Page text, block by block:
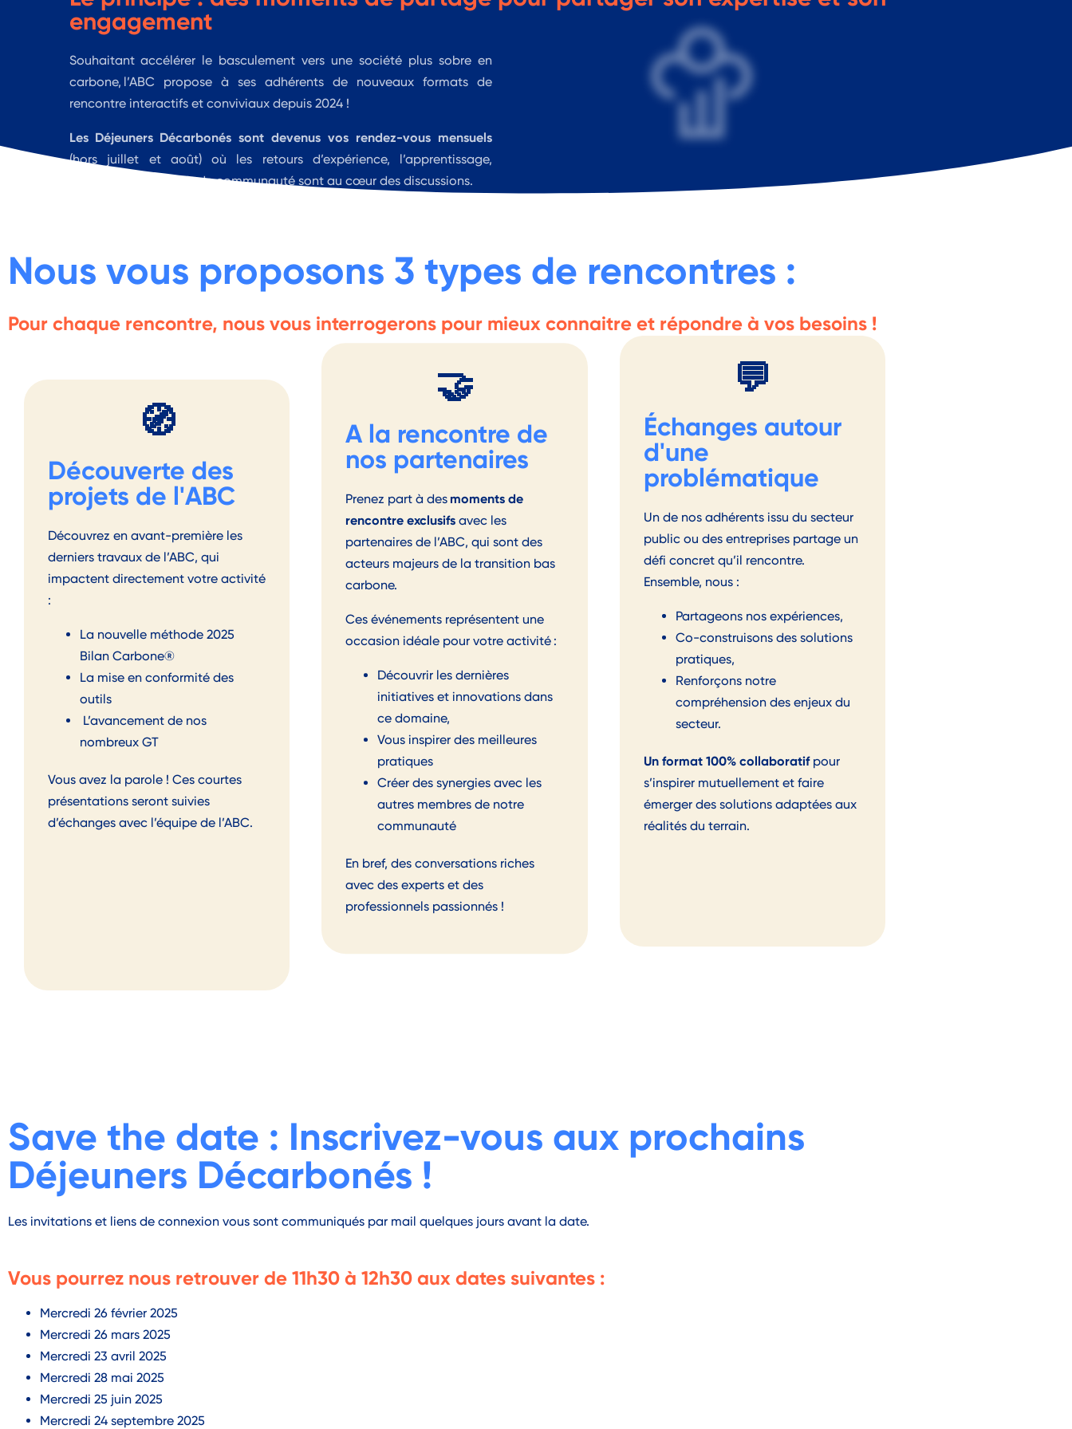
engagement
Souhaitantaccélérer le basculement vers une société plus sobre en
carbone, l’ABC propose à ses adhérents de nouveaux formats de
rencontre interactifs et conviviaux depuis 2024 !
Déjeuners Décarbonés sont devenus vos rendez-vous
(hors juillet et août) où les retours d’expérience,
’esprit de communauté
Nous vous proposons 3 types de rencontres :
Pour chaque rencontre, nous vous interrogerons pour mieux connaitre et répondre à vos besoins !
🧭
Découverte des
projets de l'ABC
Découvrez en avant-première les
derniers travaux de l’ABC, qui
impactent directement votre activité
:
La nouvelle méthode 2025
Bilan Carbone®
La mise en conformité des
outils
L’avancement de nos
nombreux GT
Vous avez la parole ! Ces courtes
présentations seront suivies
d’échanges avec l’équipe de l’ABC.
🤝
A la rencontre de
nos partenaires
Prenez part à des moments de
rencontre exclusifs avec les
partenaires de l’ABC, qui sont des
acteurs majeurs de la transition bas
carbone.
Ces événements représentent une
occasion idéale pourvotre activité :
Découvrir les dernières
initiatives et innovations dans
ce domaine,
Vous inspirer des meilleures
pratiques
Créer des synergies avec les
autres membres de notre
communauté
En bref, desconversations riches
avec des experts et des
professionnels passionnés !
💬
Échanges autour
d'une
problématique
Un de nos adhérents issu du secteur
public ou des entreprises partage un
défi concret qu’il rencontre.
Ensemble, nous :
Partageons nos expériences,
Co-construisons des solutions
pratiques,
Renforçons notre
compréhension des enjeux du
secteur.
Un format 100% collaboratifpour
s’inspirer mutuellement et faire
émerger des solutions adaptées aux
réalités du terrain.
Save the date : Inscrivez-vous aux prochains
Déjeuners Décarbonés !
Les invitations et liens de connexion vous sont communiqués par mail quelques jours avant la date.
Vous pourrez nous retrouver de 11h30 à 12h30 aux dates suivantes :
Mercredi 26 février 2025
Mercredi 26 mars 2025
Mercredi 23 avril 2025
Mercredi 28 mai 2025
Mercredi 25 juin 2025
Mercredi 24 septembre 2025